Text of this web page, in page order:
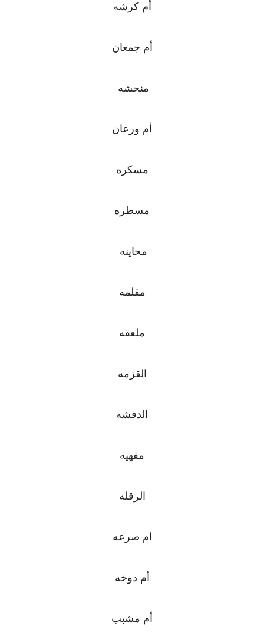
أم كرشه
أم جمعان
منحشه
أم ورعان
مسكره
مسطره
محاينه
مقلمه
ملعقه
القزمه
الدفشه
مفهيه
الرقله
ام صرعه
أم دوخه
أم مشبب